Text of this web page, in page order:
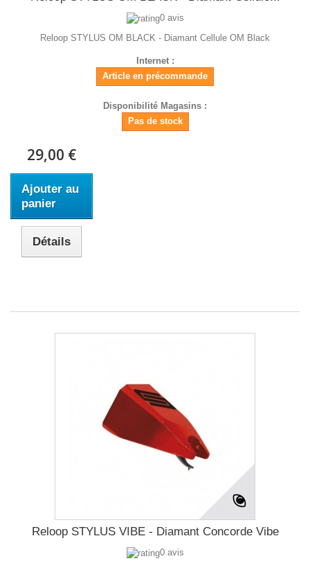
0 avis
Reloop STYLUS OM BLACK - Diamant Cellule OM Black
Internet :
Article en précommande
Disponibilité Magasins :
Pas de stock
29,00 €
Ajouter au
panier
Détails
Reloop STYLUS VIBE - Diamant Concorde Vibe
0 avis